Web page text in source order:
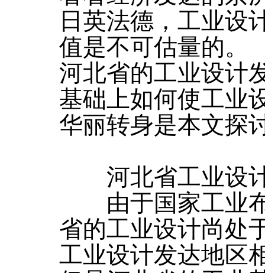
日英法德，工业设
值是不可估量的。
河北省的工业设计
基础上如何使工业
华丽转身是本文探
河北省工业设
由于国家工业布
省的工业设计尚处
工业设计发达地区